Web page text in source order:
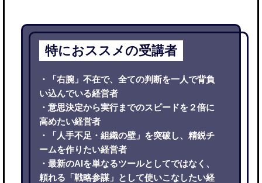
特におススメの受講者
・「右腕」不在で、全ての判断を一人で背負
い込んでいる経営者
・意思決定から実行までのスピードを２倍に
高めたい経営者
・「人手不足・組織の壁」を突破し、精鋭チ
ームを作りたい経営者
・最新のAIを単なるツールとしてではなく、
頼れる「戦略参謀」として使いこなしたい経